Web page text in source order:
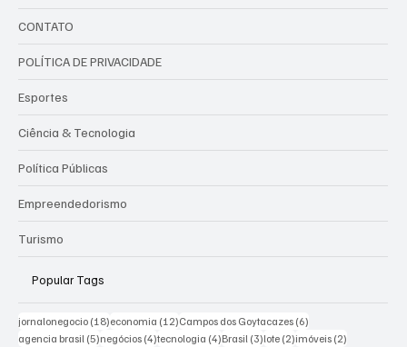
CONTATO
POLÍTICA DE PRIVACIDADE
Esportes
Ciência & Tecnologia
Política Públicas
Empreendedorismo
Turismo
Popular Tags
jornalonegocio (18)18 posts
economia (12)12 posts
Campos dos Goytacazes (6)
agencia brasil (5)5 posts
negócios (4)4 posts
tecnologia (4)4 posts
Brasil (3)3 posts
lote (2)2 posts
imóveis (2)